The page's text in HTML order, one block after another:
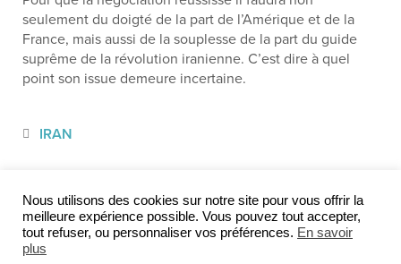
seulement du doigté de la part de l’Amérique et de la
France, mais aussi de la souplesse de la part du guide
suprême de la révolution iranienne. C’est dire à quel
point son issue demeure incertaine.
IRAN
Nous utilisons des cookies sur notre site pour vous offrir la
meilleure expérience possible. Vous pouvez tout accepter,
tout refuser, ou personnaliser vos préférences. En savoir
plus